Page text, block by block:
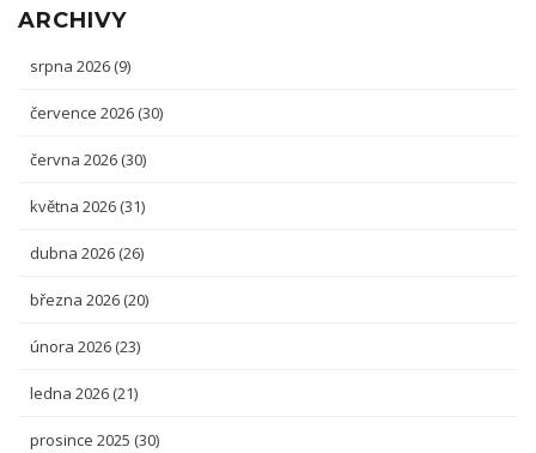
ARCHIVY
srpna 2026 (9)
července 2026 (30)
června 2026 (30)
května 2026 (31)
dubna 2026 (26)
března 2026 (20)
února 2026 (23)
ledna 2026 (21)
prosince 2025 (30)